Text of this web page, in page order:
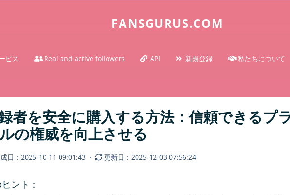
FANSGURUS.COM
ビス Real and active followers API 新規登録 私たちについて
者を安全に購入する方法：信頼できるプ
の権威を向上させる
日：2025-10-11 09:01:43 · 更新日：2025-12-03 07:56:24
ント：